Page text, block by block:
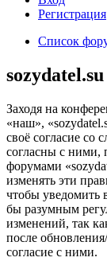
Регистрация
Список
Заходя на
«наш»,
своё согласие
согласны с ними,
форумами
изменять эти
чтобы уведомить
бы разумным
изменений, так
после
согласие с ними.